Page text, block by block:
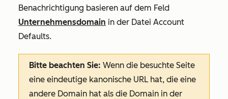
Benachrichtigung basieren auf dem Feld
Unternehmensdomain in der Datei Account
Defaults.
Bitte beachten Sie: Wenn die besuchte Seite
eine eindeutige kanonische URL hat, die eine
andere Domain hat als die Domain in der